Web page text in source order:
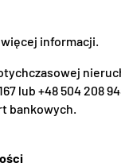
informacji.
lub +48 504 208
bankowych.